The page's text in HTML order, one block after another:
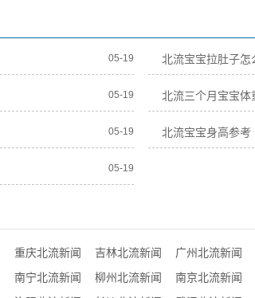
05-19 北流宝宝拉肚子怎
05-19 北流三个月宝宝体
05-19 北流宝宝身高参考
05-19
重庆北流新闻 吉林北流新闻 广州北流新闻
南宁北流新闻 柳州北流新闻 南京北流新闻